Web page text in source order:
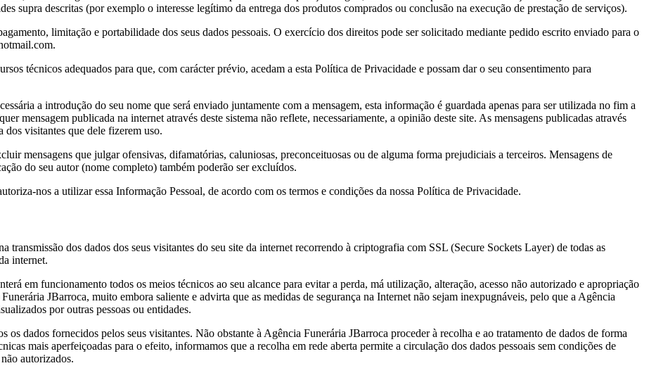
supra descritas (por exemplo o interesse legítimo da entrega dos produtos comprados ou conclusão na execução de prestação de serviços).
limitação e portabilidade dos seus dados pessoais. O exercício dos direitos pode ser solicitado mediante pedido escrito enviado para o
técnicos adequados para que, com carácter prévio, acedam a esta Política de Privacidade e possam dar o seu consentimento para
a introdução do seu nome que será enviado juntamente com a mensagem, esta informação é guardada apenas para ser utilizada no fim a
mensagem publicada na internet através deste sistema não reflete, necessariamente, a opinião deste site. As mensagens publicadas através
dos visitantes que dele fizerem uso.
mensagens que julgar ofensivas, difamatórias, caluniosas, preconceituosas ou de alguma forma prejudiciais a terceiros. Mensagens de
do seu autor (nome completo) também poderão ser excluídos.
nos a utilizar essa Informação Pessoal, de acordo com os termos e condições da nossa Política de Privacidade.
transmissão dos dados dos seus visitantes do seu site da internet recorrendo à criptografia com SSL (Secure Sockets Layer) de todas as
internet.
em funcionamento todos os meios técnicos ao seu alcance para evitar a perda, má utilização, alteração, acesso não autorizado e apropriação
JBarroca, muito embora saliente e advirta que as medidas de segurança na Internet não sejam inexpugnáveis, pelo que a Agência
por outras pessoas ou entidades.
dados fornecidos pelos seus visitantes. Não obstante à Agência Funerária JBarroca proceder à recolha e ao tratamento de dados de forma
mais aperfeiçoadas para o efeito, informamos que a recolha em rede aberta permite a circulação dos dados pessoais sem condições de
autorizados.